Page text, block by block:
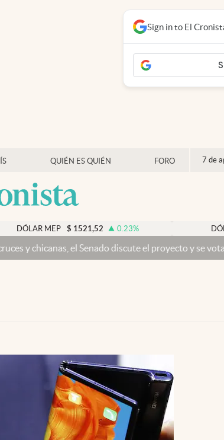
QUIÉN ES QUIÉN FORO 7 de
$ 1521,52 0.23% $
Senado discute el proyecto y se votaría pasada la
Sign in to El